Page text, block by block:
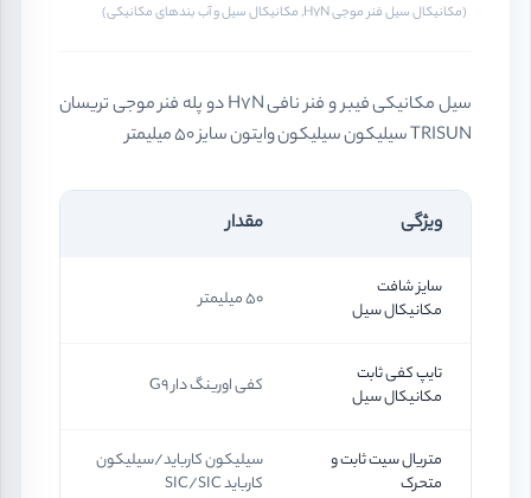
(مکانیکال سیل فنر موجی H7N, مکانیکال سیل و آب بندهای مکانیکی)
سیل مکانیکی فیبر و فنر نافی H7N دو پله فنر موجی تریسان
TRISUN سیلیکون سیلیکون وایتون سایز 50 میلیمتر
ویژگی مقدار
سایز شافت
مکانیکال سیل
50 میلیمتر
تایپ کفی ثابت
مکانیکال سیل
کفی اورینگ دار G9
متریال سیت ثابت و
متحرک
سیلیکون کارباید/سیلیکون
کارباید SIC/SIC